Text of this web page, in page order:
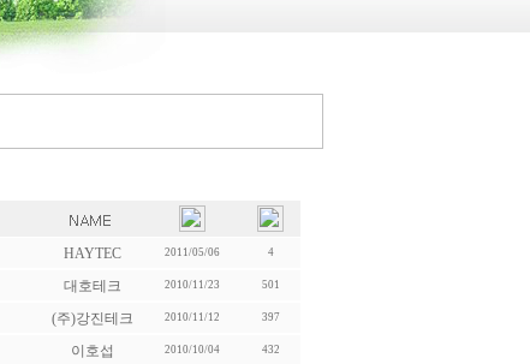
HAYTEC 2011/05/06 4
대호테크 2010/11/23 501
(주)강진테크 2010/11/12 397
이호섭 2010/10/04 432